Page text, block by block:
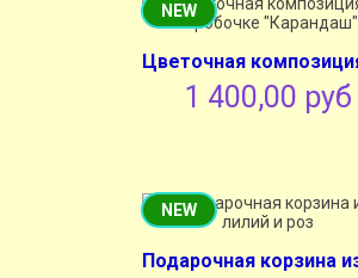
NEW
1 400,00 руб
NEW